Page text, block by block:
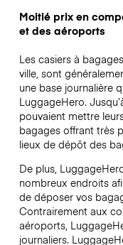
Moitié prix en
et des aéroports
Les casiers à
ville, sont
une base journalière
LuggageHero.
pouvaient mettre
bagages offrant très
lieux de dépôt des
De plus,
nombreux endroits
de déposer vos
Contrairement aux
aéroports,
journaliers.